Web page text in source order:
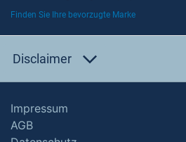
Finden Sie Ihre bevorzugte Marke
Disclaimer
Impressum
AGB